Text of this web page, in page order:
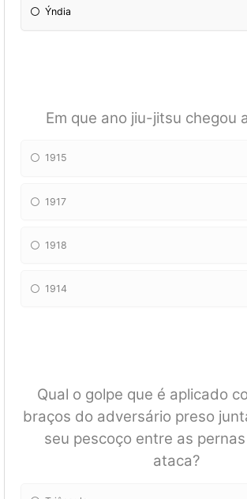
Ýndia
Em que ano jiu-jitsu chegou
1915
1917
1918
1914
Qual o golpe que é aplicado
braços do adversário preso
seu pescoço entre as
ataca?